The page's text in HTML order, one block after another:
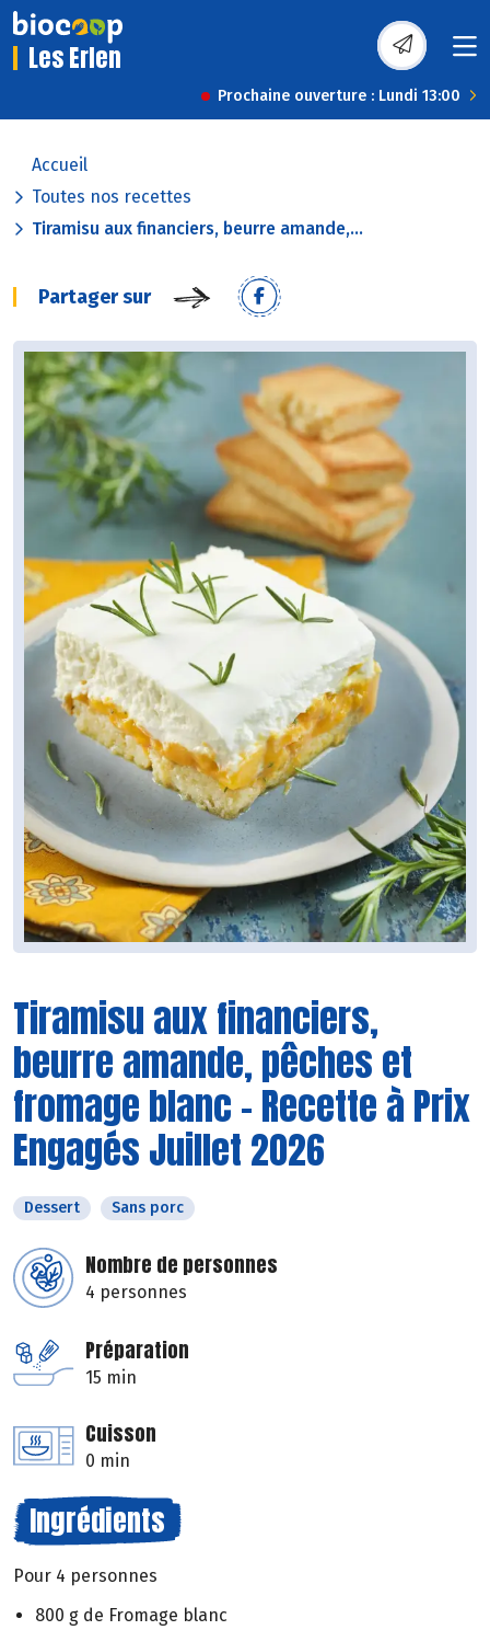
Les Erlen
Prochaine ouverture : Lundi 13:00
Accueil
Toutes nos recettes
Tiramisu aux financiers, beurre amande,...
Partager sur
Tiramisu aux financiers,
beurre amande, pêches et
fromage blanc - Recette à Prix
Engagés Juillet 2026
Dessert Sans porc
Nombre de personnes
4 personnes
Préparation
15 min
Cuisson
0 min
Ingrédients
Pour 4 personnes
800 g de Fromage blanc